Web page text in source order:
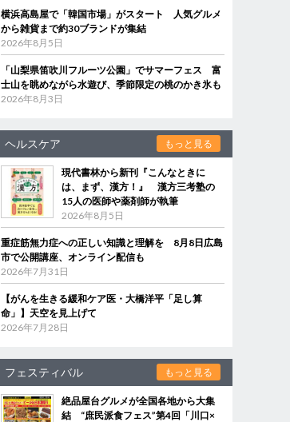
横浜高島屋で「韓国市場」がスタート 人気グルメ
から雑貨まで約30ブランドが集結
2026年8月5日
「山梨県笛吹川フルーツ公園」でサマーフェス 富
士山を眺めながら水遊び、季節限定の桃のかき氷も
2026年8月3日
ヘルスケア もっと見る
現代書林から新刊『こんなときに
は、まず、漢方！』 漢方三考塾の
15人の医師や薬剤師が執筆
2026年8月5日
重症筋無力症への正しい知識と理解を 8月8日広島
市で公開講座、オンライン配信も
2026年7月31日
【がんを生きる緩和ケア医・大橋洋平「足し算
命」】天空を見上げて
2026年7月28日
フェスティバル もっと見る
絶品屋台グルメが全国各地から大集
結 “庶民派食フェス”第4回「川口×